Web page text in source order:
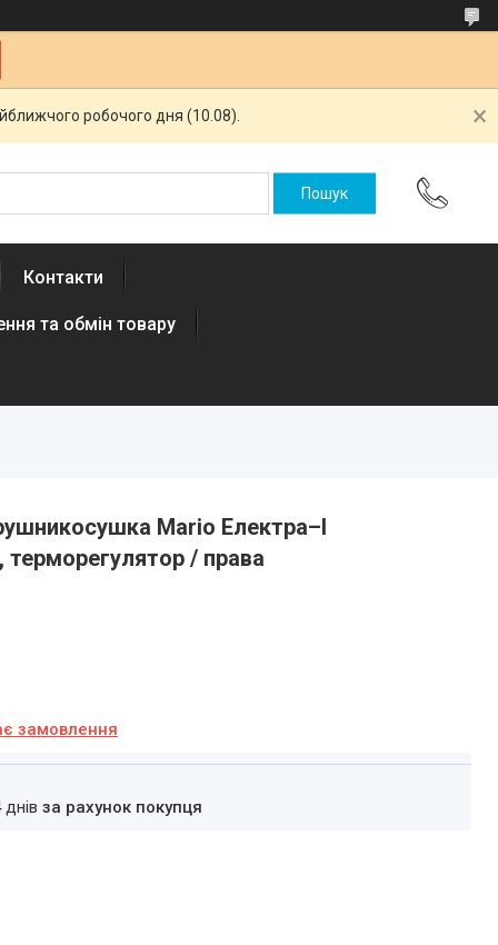
робочого дня (10.08).
Контакти
та обмін товару
Mario Електра–І
/ права
замовлення
за рахунок покупця